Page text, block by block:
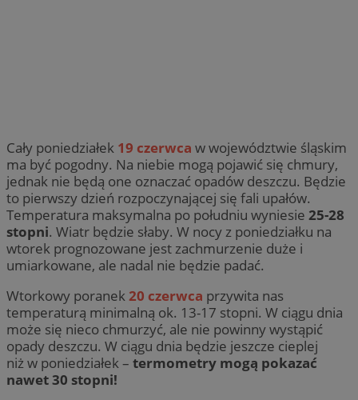
Cały poniedziałek 19 czerwca w województwie śląskim
ma być pogodny. Na niebie mogą pojawić się chmury,
jednak nie będą one oznaczać opadów deszczu. Będzie
to pierwszy dzień rozpoczynającej się fali upałów.
Temperatura maksymalna po południu wyniesie 25-28
stopni. Wiatr będzie słaby. W nocy z poniedziałku na
wtorek prognozowane jest zachmurzenie duże i
umiarkowane, ale nadal nie będzie padać.
Wtorkowy poranek20 czerwca przywita nas
temperaturą minimalną ok. 13-17 stopni. W ciągu dnia
może się nieco chmurzyć, ale nie powinny wystąpić
opady deszczu. W ciągu dnia będzie jeszcze cieplej
niż w poniedziałek – termometry mogą pokazać
nawet 30 stopni!